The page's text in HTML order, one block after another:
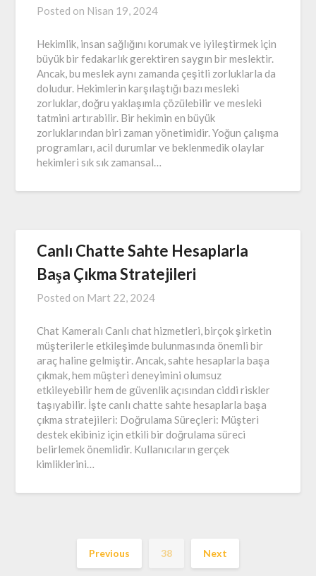
Posted on Nisan 19, 2024
Hekimlik, insan sağlığını korumak ve iyileştirmek için
büyük bir fedakarlık gerektiren saygın bir meslektir.
Ancak, bu meslek aynı zamanda çeşitli zorluklarla da
doludur. Hekimlerin karşılaştığı bazı mesleki
zorluklar, doğru yaklaşımla çözülebilir ve mesleki
tatmini artırabilir. Bir hekimin en büyük
zorluklarından biri zaman yönetimidir. Yoğun çalışma
programları, acil durumlar ve beklenmedik olaylar
hekimleri sık sık zamansal…
Canlı Chatte Sahte Hesaplarla
Başa Çıkma Stratejileri
Posted on Mart 22, 2024
Chat Kameralı Canlı chat hizmetleri, birçok şirketin
müşterilerle etkileşimde bulunmasında önemli bir
araç haline gelmiştir. Ancak, sahte hesaplarla başa
çıkmak, hem müşteri deneyimini olumsuz
etkileyebilir hem de güvenlik açısından ciddi riskler
taşıyabilir. İşte canlı chatte sahte hesaplarla başa
çıkma stratejileri: Doğrulama Süreçleri: Müşteri
destek ekibiniz için etkili bir doğrulama süreci
belirlemek önemlidir. Kullanıcıların gerçek
kimliklerini…
Previous 38 Next